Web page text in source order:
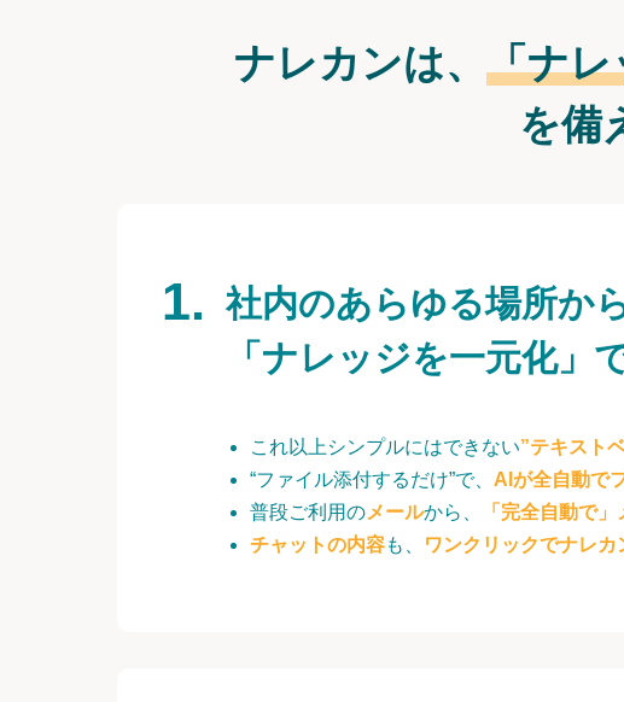
ナレカンは、 「ナレ
を備
社内のあらゆる場所から
「ナレッジを一元化」
これ以上シンプルにはできない”テキスト
“ファイル添付するだけ”で、 AIが全自動で
普段ご利用のメールから、
「完全自動で
チャットの内容も、 ワンクリックでナレカ